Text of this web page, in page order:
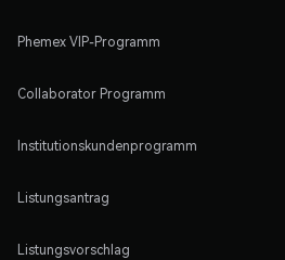
Phemex VIP-Programm
Collaborator Programm
Institutionskundenprogramm
Listungsantrag
Listungsvorschlag